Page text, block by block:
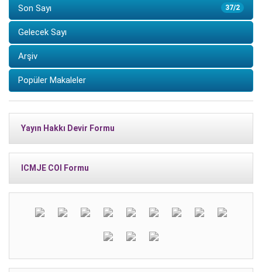
37/2
Son Sayı
Gelecek Sayı
Arşiv
Popüler Makaleler
Yayın Hakkı Devir Formu
ICMJE COI Formu